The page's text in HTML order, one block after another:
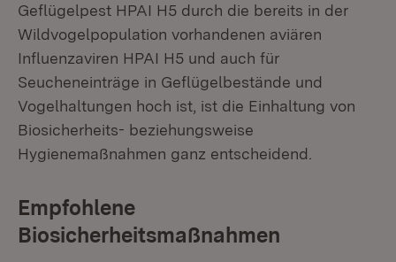
Geflügelpest HPAI H5 durch die bereits in der
Wildvogelpopulation vorhandenen aviären
Influenzaviren HPAI H5 und auch für
Seucheneinträge in Geflügelbestände und
Vogelhaltungen hoch ist, ist die Einhaltung von
Biosicherheits- beziehungsweise
Hygienemaßnahmen ganz entscheidend.
Empfohlene
Biosicherheitsmaßnahmen